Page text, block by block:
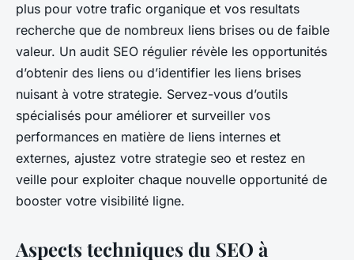
plus pour votre trafic organique et vos resultats
recherche que de nombreux liens brises ou de faible
valeur. Un audit SEO régulier révèle les opportunités
d’obtenir des liens ou d’identifier les liens brises
nuisant à votre strategie. Servez-vous d’outils
spécialisés pour améliorer et surveiller vos
performances en matière de liens internes et
externes, ajustez votre strategie seo et restez en
veille pour exploiter chaque nouvelle opportunité de
booster votre visibilité ligne.
Aspects techniques du SEO à